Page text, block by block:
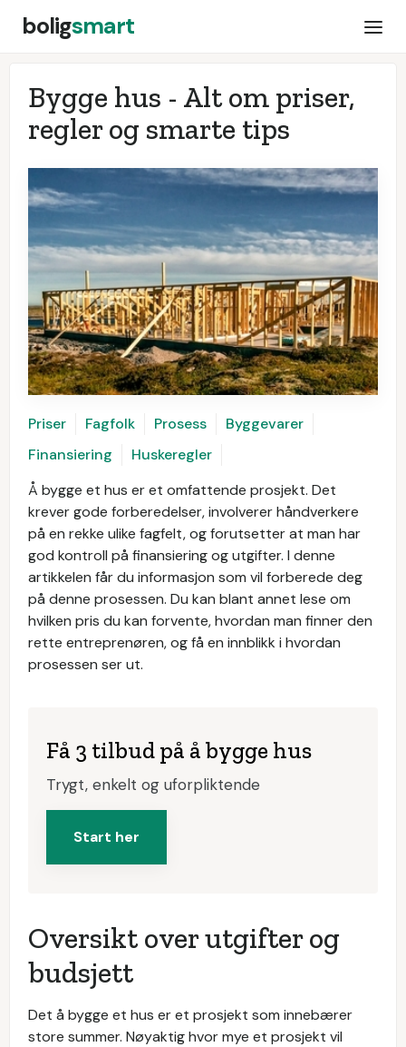
boligsmart
Bygge hus - Alt om priser,
regler og smarte tips
Priser Fagfolk Prosess
Byggevarer
Finansiering
Huskeregler
Å bygge et hus er et omfattende prosjekt. Det
krever gode forberedelser, involverer håndverkere
på en rekke ulike fagfelt, og forutsetter at man har
god kontroll på finansiering og utgifter. I denne
artikkelen får du informasjon som vil forberede deg
på denne prosessen. Du kan blant annet lese om
hvilken pris du kan forvente, hvordan man finner den
rette entreprenøren, og få en innblikk i hvordan
prosessen ser ut.
Få 3 tilbud på å bygge hus
Trygt, enkelt og uforpliktende
Start her
Oversikt over utgifter og
budsjett
Det å bygge et hus er et prosjekt som innebærer
store summer. Nøyaktig hvor mye et prosjekt vil